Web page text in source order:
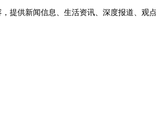
提供新闻信息、生活资讯、深度报道、观